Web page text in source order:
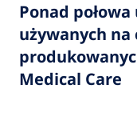
Ponad
używanych na
Medical Care